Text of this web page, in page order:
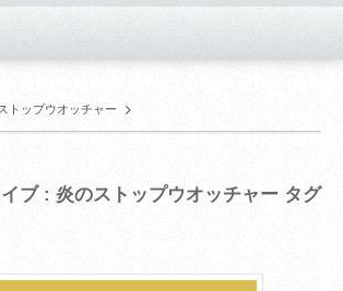
トップウオッチャー
ブ : 炎のストップウオッチャー タグ